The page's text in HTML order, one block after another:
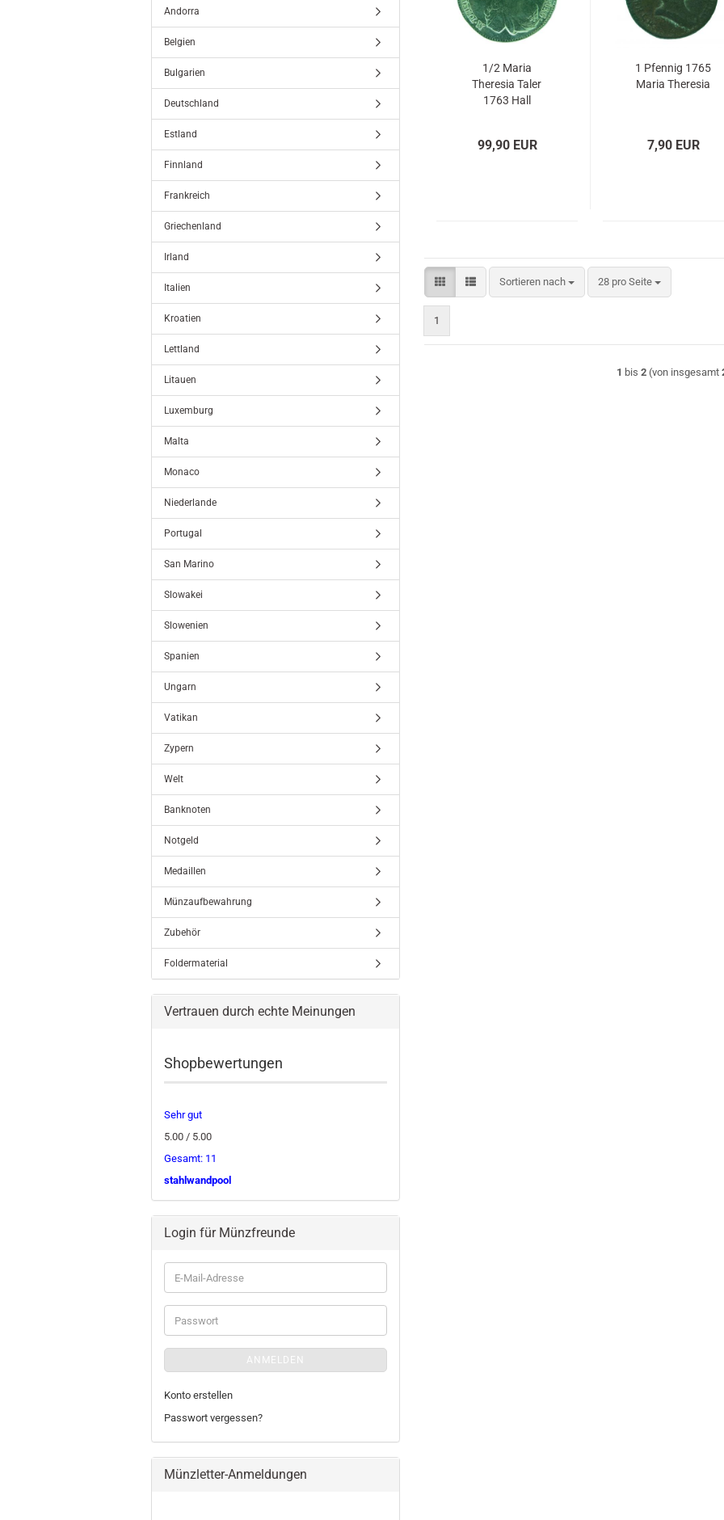
1/2 Maria
Theresia Taler
1763 Hall
99,90 EUR
1 Pfennig 1765
Maria Theresia
7,90 EUR
Sortieren nach
Sortieren nach 28 pro Seite
pro Seite
1
1 bis 2(von insgesamt
Andorra
Belgien
Bulgarien
Deutschland
Estland
Finnland
Frankreich
Griechenland
Irland
Italien
Kroatien
Lettland
Litauen
Luxemburg
Malta
Monaco
Niederlande
Portugal
San Marino
Slowakei
Slowenien
Spanien
Ungarn
Vatikan
Zypern
Welt
Banknoten
Notgeld
Medaillen
Münzaufbewahrung
Zubehör
Foldermaterial
Vertrauen durch echte Meinungen
Shopbewertungen
Sehr gut
5.00 / 5.00
Gesamt: 11
stahlwandpool
Login für Münzfreunde
E-
Mail-
Adresse
Passwort
ANMELDEN
Konto erstellen
Passwort vergessen?
Münzletter-Anmeldungen